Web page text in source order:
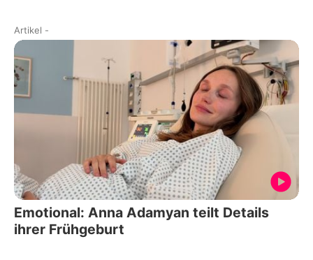
Artikel -
Emotional: Anna Adamyan teilt Details
ihrer Frühgeburt